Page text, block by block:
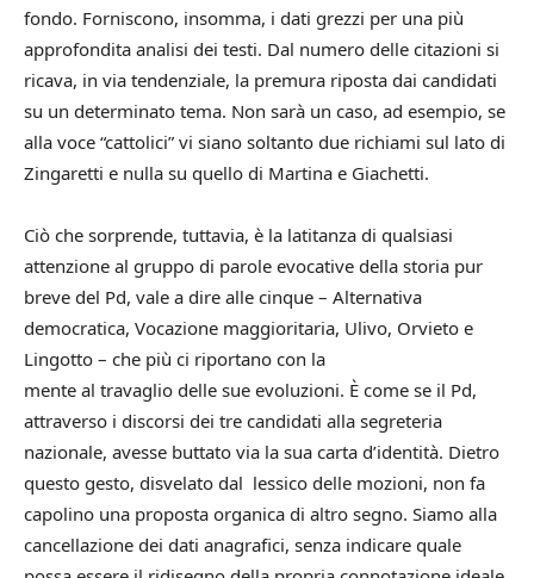
fondo. Forniscono, insomma, i dati grezzi per una più
approfondita analisi dei testi. Dal numero delle citazioni si
ricava, in via tendenziale, la premura riposta dai candidati
su un determinato tema. Non sarà un caso, ad esempio, se
alla voce “cattolici” vi siano soltanto due richiami sul lato di
Zingaretti e nulla su quello di Martina e Giachetti.
Ciò che sorprende, tuttavia, è la latitanza di qualsiasi
attenzione al gruppo di parole evocative della storia pur
breve del Pd, vale a dire alle cinque – Alternativa
democratica, Vocazione maggioritaria, Ulivo, Orvieto e
Lingotto – che più ci riportano con la
mente al travaglio delle sue evoluzioni. È come se il Pd,
attraverso i discorsi dei tre candidati alla segreteria
nazionale, avesse buttato via la sua carta d’identità. Dietro
questo gesto, disvelato dal lessico delle mozioni, non fa
capolino una proposta organica di altro segno. Siamo alla
cancellazione dei dati anagrafici, senza indicare quale